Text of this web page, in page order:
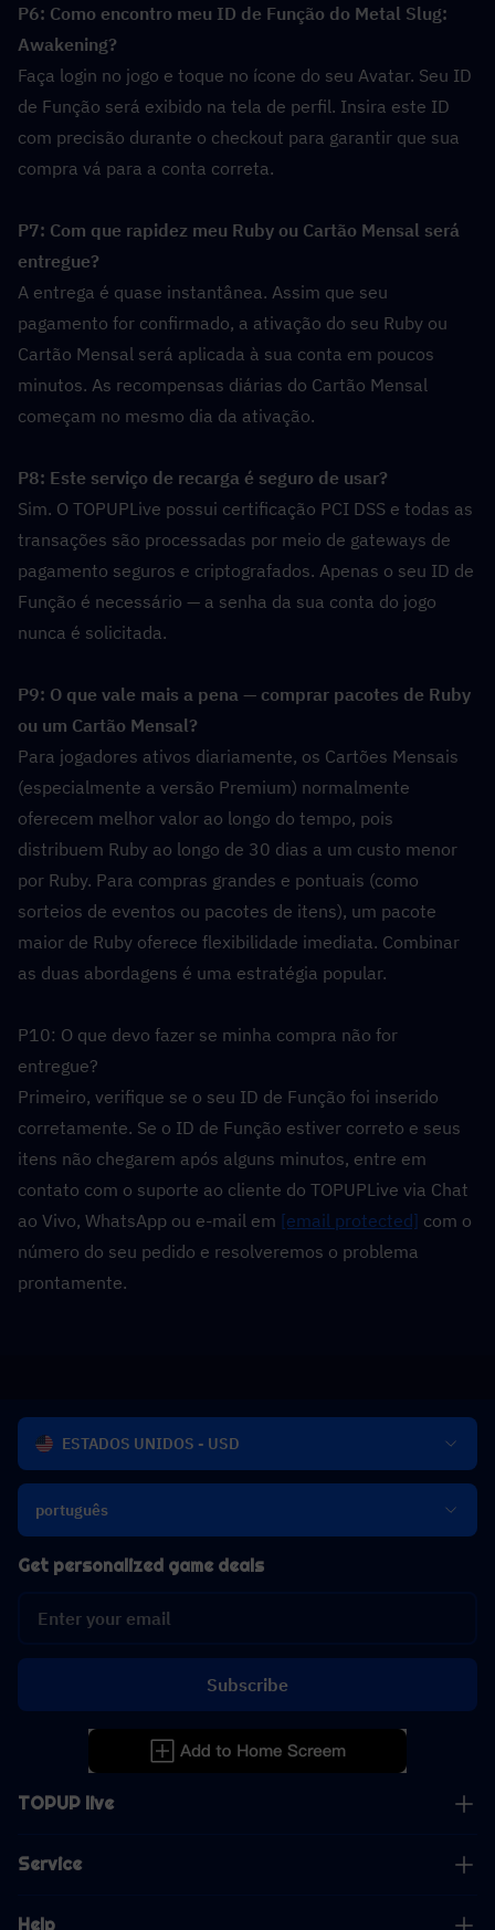
P6: Como encontro meu ID de Função do Metal Slug:
Awakening?
Faça login no jogo e toque no ícone do seu Avatar. Seu ID
de Função será exibido na tela de perfil. Insira este ID
com precisão durante o checkout para garantir que sua
compra vá para a conta correta.
P7: Com que rapidez meu Ruby ou Cartão Mensal será
entregue?
A entrega é quase instantânea. Assim que seu
pagamento for confirmado, a ativação do seu Ruby ou
Cartão Mensal será aplicada à sua conta em poucos
minutos. As recompensas diárias do Cartão Mensal
começam no mesmo dia da ativação.
P8: Este serviço de recarga é seguro de usar?
Sim. O TOPUPLive possui certificação PCI DSS e todas as
transações são processadas por meio de gateways de
pagamento seguros e criptografados. Apenas o seu ID de
Função é necessário — a senha da sua conta do jogo
nunca é solicitada.
P9: O que vale mais a pena — comprar pacotes de Ruby
ou um Cartão Mensal?
Para jogadores ativos diariamente, os Cartões Mensais
(especialmente a versão Premium) normalmente
oferecem melhor valor ao longo do tempo, pois
distribuem Ruby ao longo de 30 dias a um custo menor
por Ruby. Para compras grandes e pontuais (como
sorteios de eventos ou pacotes de itens), um pacote
maior de Ruby oferece flexibilidade imediata. Combinar
as duas abordagens é uma estratégia popular.
P10: O que devo fazer se minha compra não for
entregue?
Primeiro, verifique se o seu ID de Função foi inserido
corretamente. Se o ID de Função estiver correto e seus
itens não chegarem após alguns minutos, entre em
contato com o suporte ao cliente do TOPUPLive via Chat
ao Vivo, WhatsApp ou e-mail em [email protected] com o
número do seu pedido e resolveremos o problema
prontamente.
ESTADOS UNIDOS - USD
português
TOPUP live
Service
Help
Get personalized game deals
Subscribe